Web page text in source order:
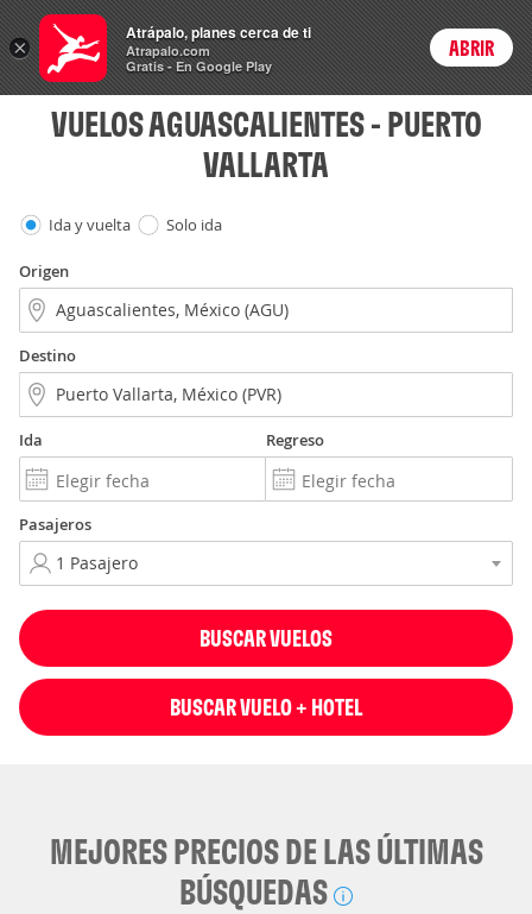
Vuelos Login
VUELOS AGUASCALIENTES - PUERTO
VALLARTA
Ida y vuelta Solo ida
Origen
Destino
Ida Regreso
Pasajeros
BUSCAR VUELOS
BUSCAR VUELO + HOTEL
MEJORES PRECIOS DE LAS ÚLTIMAS
BÚSQUEDAS
×
Atrápalo, planes cerca de ti
Atrapalo.com
Gratis - En Google Play
ABRIR